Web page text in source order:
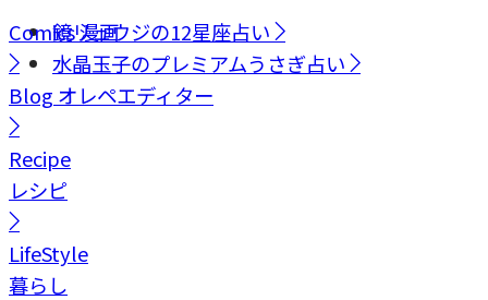
鏡リュウジの12星座占い
水晶玉子のプレミアムうさぎ占い
Comics漫画
Blog オレペエディター
Recipe
レシピ
LifeStyle
暮らし